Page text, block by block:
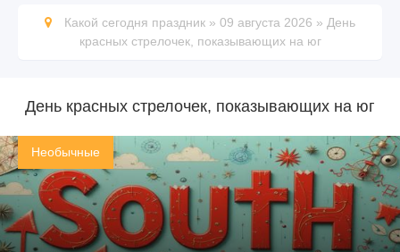
Какой сегодня праздник » 09 августа 2026 » День
красных стрелочек, показывающих на юг
День красных стрелочек, показывающих на юг
Необычные